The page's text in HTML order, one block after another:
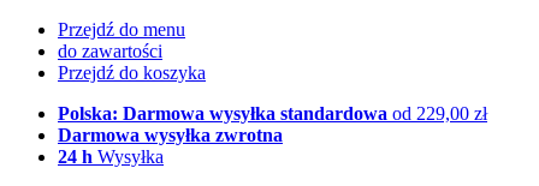
Przejdź do menu
do zawartości
Przejdź do koszyka
Polska: Darmowa wysyłka standardowa od 229,00 zł
Darmowa wysyłka zwrotna
24 h Wysyłka